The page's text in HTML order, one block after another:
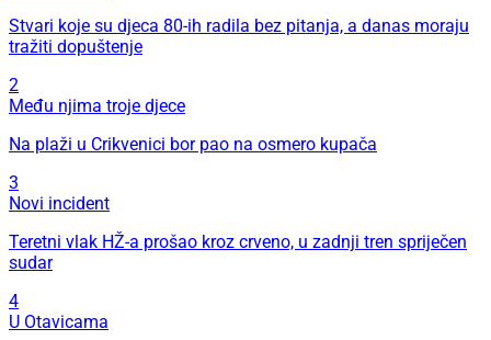
Stvari koje su djeca 80-ih radila bez pitanja, a danas moraju
tražiti dopuštenje
2
Među njima troje djece
Na plaži u Crikvenici bor pao na osmero kupača
3
Novi incident
Teretni vlak HŽ-a prošao kroz crveno, u zadnji tren spriječen
sudar
4
U Otavicama